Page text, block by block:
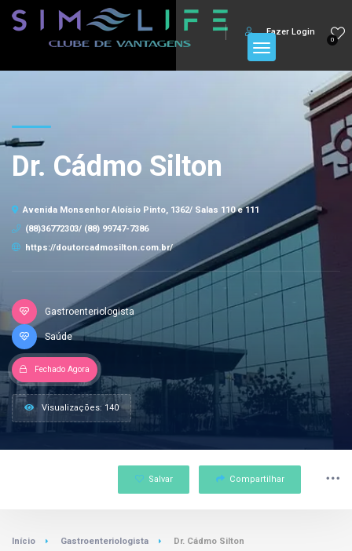
0
Fazer Login
Dr. Cádmo Silton
Avenida Monsenhor Aloísio Pinto, 1362/ Salas 110 e 111
(88)36772303/ (88) 99747-7386
https://doutorcadmosilton.com.br/
Gastroenteriologista
Saúde
Fechado Agora
Visualizações: 140
Salvar Compartilhar
Início Gastroenteriologista Dr. Cádmo Silton